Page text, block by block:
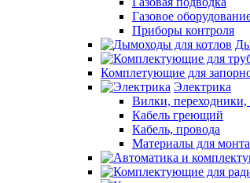
Газовое
Приборы контроля
Комплетующие для
Электрика
Вилки, переходники,
Кабель греющий
Кабель, провода
Материалы для